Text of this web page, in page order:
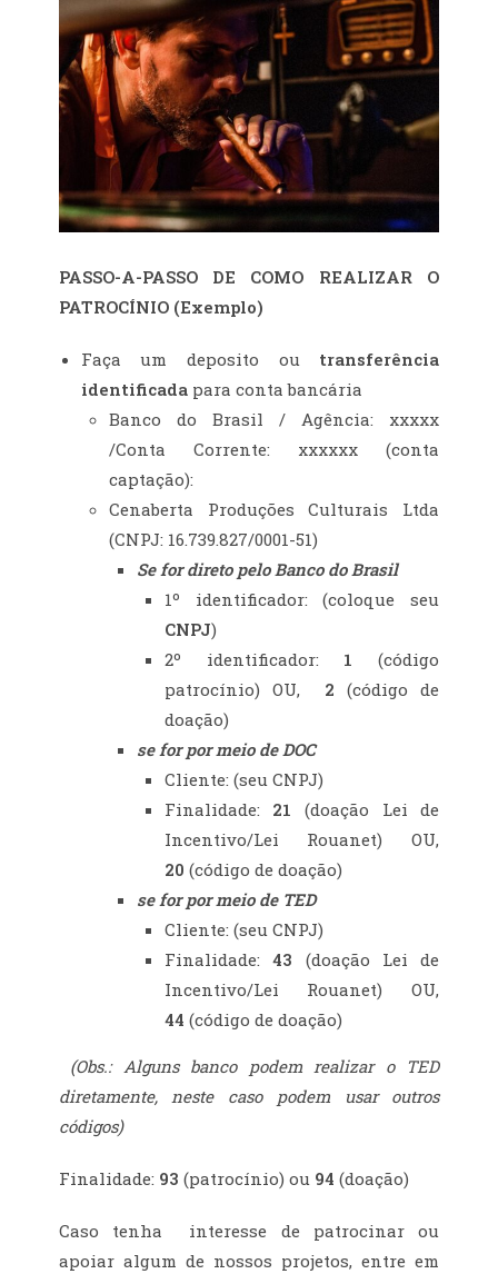
PASSO-A-PASSO DE COMO REALIZAR O
PATROCÍNIO (Exemplo)
Faça um deposito ou transferência
identificadapara conta bancária
Banco do Brasil / Agência: xxxxx
/Conta Corrente: xxxxxx (conta
captação):
Cenaberta Produções Culturais Ltda
(CNPJ: 16.739.827/0001-51)
Se for direto pelo Banco do Brasil
1º identificador: (coloque seu
CNPJ)
2º identificador: 1 (código
patrocínio) OU, 2 (código de
doação)
se for por meio de DOC
Cliente: (seu CNPJ)
Finalidade: 21 (doação Lei de
Incentivo/Lei Rouanet) OU,
20 (código de doação)
se for por meio de TED
Cliente: (seu CNPJ)
Finalidade:43 (doação Lei de
Incentivo/Lei Rouanet) OU,
44 (código de doação)
(Obs.: Alguns banco podem realizar o TED
diretamente, neste caso podem usar outros
códigos)
Finalidade: 93 (patrocínio) ou 94 (doação)
Caso tenha interesse de patrocinar ou
apoiar algum de nossos projetos, entre em